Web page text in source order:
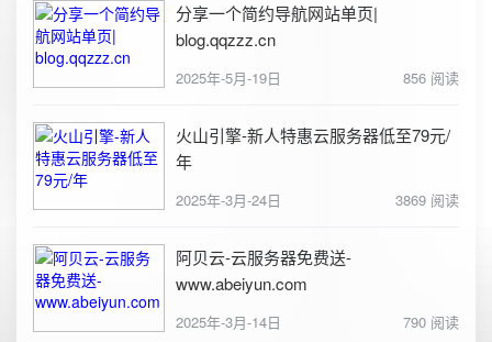
分享一个简约导航网站单页|
blog.qqzzz.cn
2025年-5月-19日 856 阅读
火山引擎-新人特惠云服务器低至79元/
年
2025年-3月-24日 3869 阅读
阿贝云-云服务器免费送-
www.abeiyun.com
2025年-3月-14日 790 阅读